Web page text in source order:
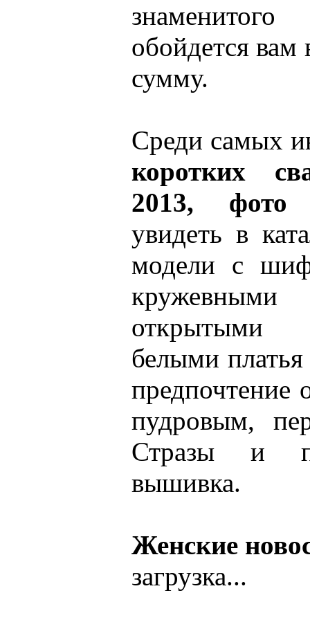
обойдется
сумму.
Среди самых
коротких
2013, фото
увидеть в
модели с
открытыми
белыми
предпочтение
пудровым,
Стразы и
вышивка.
Женские
загрузка...